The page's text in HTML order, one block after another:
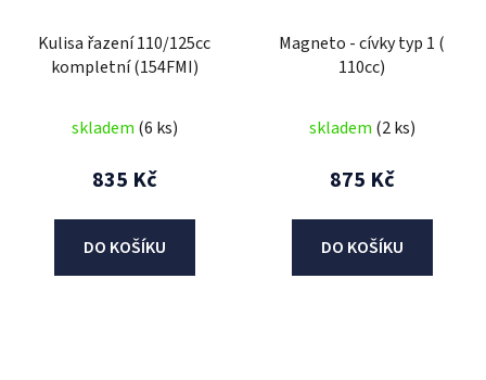
Kulisa řazení 110/125cc
kompletní (154FMI)
skladem (6 ks)
835 Kč
DO KOŠÍKU
Magneto - cívky typ 1 (
110cc)
skladem (2 ks)
875 Kč
DO KOŠÍKU